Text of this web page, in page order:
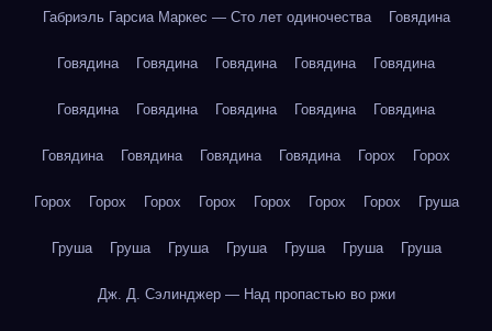
Габриэль Гарсиа Маркес — Сто лет одиночества Говядина
Говядина Говядина Говядина Говядина Говядина
Говядина Говядина Говядина Говядина Говядина
Говядина Говядина Говядина Говядина Горох Горох
Горох Горох Горох Горох Горох Горох Горох Груша
Груша Груша Груша Груша Груша Груша Груша
Дж. Д. Сэлинджер — Над пропастью во ржи